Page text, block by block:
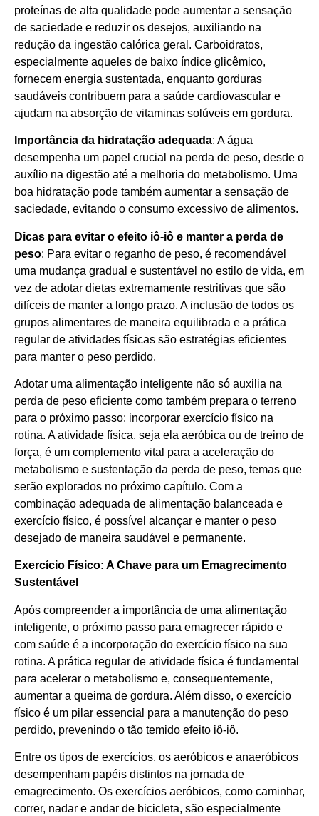
proteínas de alta qualidade pode aumentar a sensação
de saciedade e reduzir os desejos, auxiliando na
redução da ingestão calórica geral. Carboidratos,
especialmente aqueles de baixo índice glicêmico,
fornecem energia sustentada, enquanto gorduras
saudáveis contribuem para a saúde cardiovascular e
ajudam na absorção de vitaminas solúveis em gordura.
Importância da hidratação adequada: A água
desempenha um papel crucial na perda de peso, desde o
auxílio na digestão até a melhoria do metabolismo. Uma
boa hidratação pode também aumentar a sensação de
saciedade, evitando o consumo excessivo de alimentos.
Dicas para evitar o efeito iô-iô e manter a perda de
peso: Para evitar o reganho de peso, é recomendável
uma mudança gradual e sustentável no estilo de vida, em
vez de adotar dietas extremamente restritivas que são
difíceis de manter a longo prazo. A inclusão de todos os
grupos alimentares de maneira equilibrada e a prática
regular de atividades físicas são estratégias eficientes
para manter o peso perdido.
Adotar uma alimentação inteligente não só auxilia na
perda de peso eficiente como também prepara o terreno
para o próximo passo: incorporar exercício físico na
rotina. A atividade física, seja ela aeróbica ou de treino de
força, é um complemento vital para a aceleração do
metabolismo e sustentação da perda de peso, temas que
serão explorados no próximo capítulo. Com a
combinação adequada de alimentação balanceada e
exercício físico, é possível alcançar e manter o peso
desejado de maneira saudável e permanente.
Exercício Físico: A Chave para um Emagrecimento
Sustentável
Após compreender a importância de uma alimentação
inteligente, o próximo passo para emagrecer rápido e
com saúde é a incorporação do exercício físico na sua
rotina. A prática regular de atividade física é fundamental
para acelerar o metabolismo e, consequentemente,
aumentar a queima de gordura. Além disso, o exercício
físico é um pilar essencial para a manutenção do peso
perdido, prevenindo o tão temido efeito iô-iô.
Entre os tipos de exercícios, os aeróbicos e anaeróbicos
desempenham papéis distintos na jornada de
emagrecimento. Os exercícios aeróbicos, como caminhar,
correr, nadar e andar de bicicleta, são especialmente